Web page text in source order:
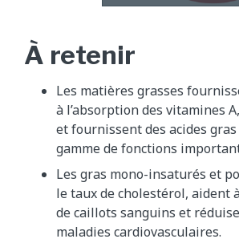
À retenir
Les matières grasses
à l’absorption des vitamines
et fournissent des acides
gamme de fonctions
Les gras mono-insaturés et
le taux de cholestérol, aident
de caillots sanguins et
maladies cardiovasculaires.